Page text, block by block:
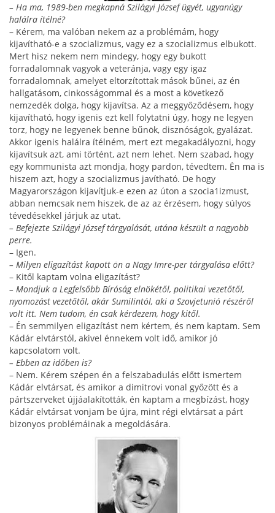
– Ha ma, 1989-ben megkapná Szilágyi József ügyét, ugyanúgy
halálra ítélné?
– Kérem, ma valóban nekem az a problémám, hogy
kijavítható-e a szocializmus, vagy ez a szocializmus el­bukott.
Mert hisz nekem nem mindegy, hogy egy bu­kott
forradalomnak vagyok a veteránja, vagy egy igaz
forradalomnak, amelyet eltorzítottak mások bű­nei, az én
hallgatásom, cinkosságommal és a most a következő
nemzedék dolga, hogy kijavítsa. Az a meg­győződésem, hogy
kijavítható, hogy igenis ezt kell folytatni úgy, hogy ne legyen
torz, hogy ne legyenek benne bűnök, disznóságok, gyalázat.
Akkor igenis ha­lálra ítélném, mert ezt megakadályozni, hogy
kijavít­suk azt, ami történt, azt nem lehet. Nem szabad, hogy
egy kommunista azt mondja, hogy pardon, tévedtem. Én ma is
hiszem azt, hogy a szocializmus javítható. De hogy
Magyarországon kijavítjuk-e ezen az úton a szocia1izmust,
abban nemcsak nem hiszek, de az az érzésem, hogy súlyos
tévedésekkel járjuk az utat.
– Befejezte Szilágyi József tárgyalását, utána készült a na­gyobb
perre.
– Igen.
– Milyen eligazítást kapott ön a Nagy Imre-per tárgyalása előtt?
– Kitől kaptam volna eligazítást?
– Mondjuk a Legfelsőbb Bíróság elnökétől, politikai vezetőtől,
nyomozást vezetőtől, akár Sumilintól, aki a Szovjetunió részéről
volt itt. Nem tudom, én csak kérdezem, hogy kitől.
– Én semmilyen eligazítást nem kértem, és nem kaptam. Sem
Kádár elvtárstól, akivel énnekem volt idő, amikor jó
kapcsolatom volt.
– Ebben az időben is?
– Nem. Kérem szépen én a felszabadulás előtt ismertem
Kádár elvtársat, és amikor a dimitrovi vonal győzött és a
pártszerveket újjáalakították, én kaptam a megbízást, hogy
Kádár elvtársat vonjam be újra, mint régi elvtársat a párt
bizonyos problémáinak a megoldására.